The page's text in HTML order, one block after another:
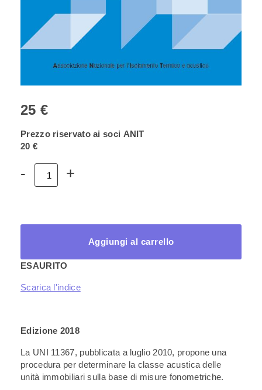
25 €
Prezzo riservato ai soci ANIT
20 €
Volume
delle
quantità
- +
Aggiungi al carrello
ESAURITO
Scarica l'indice
Edizione 2018
La UNI 11367, pubblicata a luglio 2010, propone una
procedura per determinare la classe acustica delle
unità immobiliari sulla base di misure fonometriche.